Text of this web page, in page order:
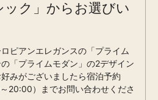
ック」からお選びい
ピアンエレガンスの「プライム
「プライムモダン」の2デザイン
みがございましたら宿泊予約
20:00）までお問い合わせくださ